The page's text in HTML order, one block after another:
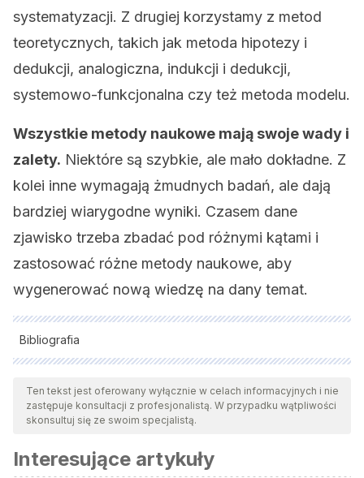
systematyzacji. Z drugiej korzystamy z metod
teoretycznych, takich jak metoda hipotezy i
dedukcji, analogiczna, indukcji i dedukcji,
systemowo-funkcjonalna czy też metoda modelu.
Wszystkie metody naukowe mają swoje wady i
zalety. Niektóre są szybkie, ale mało dokładne. Z
kolei inne wymagają żmudnych badań, ale dają
bardziej wiarygodne wyniki. Czasem dane
zjawisko trzeba zbadać pod różnymi kątami i
zastosować różne metody naukowe, aby
wygenerować nową wiedzę na dany temat.
Bibliografia
Wszystkie cytowane źródła zostały gruntownie
przeanalizowane przez nasz zespół w celu zapewnienia ich
jakości, wiarygodności, aktualności i ważności. Bibliografia
względem naukowym lub akademickim.
Ten tekst jest oferowany wyłącznie w celach informacyjnych i nie
zastępuje konsultacji z profesjonalistą. W przypadku wątpliwości
skonsultuj się ze swoim specjalistą.
Interesujące artykuły